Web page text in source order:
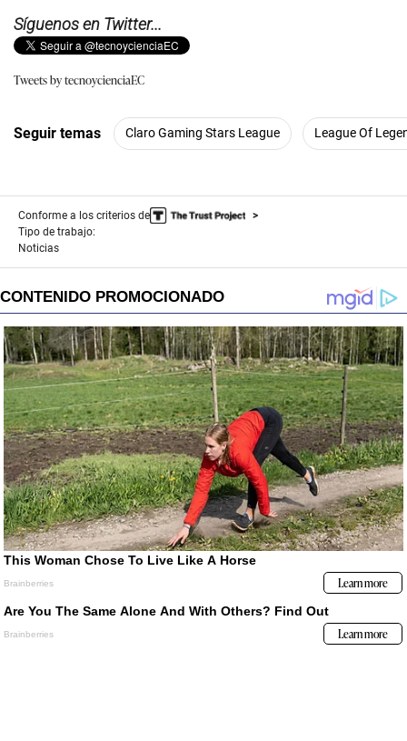
Síguenos en Twitter...
Tweets by tecnoycienciaEC
Seguir temas Claro Gaming Stars League League Of
Conforme a los criterios de
Tipo de trabajo:
Noticias